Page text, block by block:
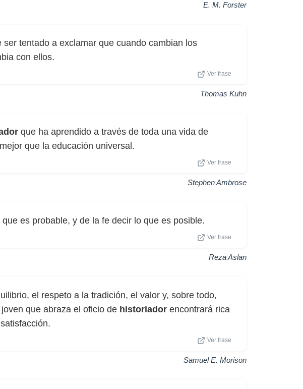
E. M. Forster
ser tentado a exclamar que cuando cambian los
con ellos.
Ver frase
Thomas Kuhn
que ha aprendido a través de toda una vida de
que la educación universal.
Ver frase
Stephen Ambrose
que es probable, y de la fe decir lo que es posible.
Ver frase
Reza Aslan
el respeto a la tradición, el valor y, sobre todo,
que abraza el oficio de historiador encontrará rica
Ver frase
Samuel E. Morison